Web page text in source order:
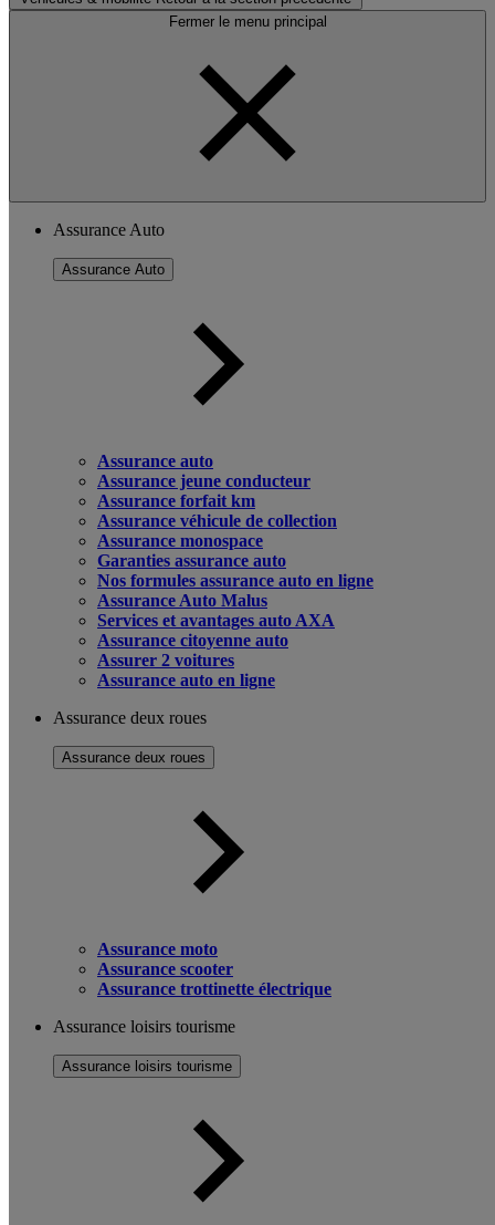
Fermer le menu principal
Assurance Auto
Assurance Auto
Assurance auto
Assurance jeune conducteur
Assurance forfait km
Assurance véhicule de collection
Assurance monospace
Garanties assurance auto
Nos formules assurance auto en ligne
Assurance Auto Malus
Services et avantages auto AXA
Assurance citoyenne auto
Assurer 2 voitures
Assurance auto en ligne
Assurance deux roues
Assurance deux roues
Assurance moto
Assurance scooter
Assurance trottinette électrique
Assurance loisirs tourisme
Assurance loisirs tourisme